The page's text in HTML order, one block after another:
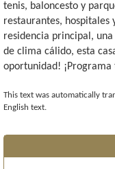
tenis, baloncesto y
restaurantes, hospitales
residencia principal,
de clima cálido, esta
oportunidad!
This text was automatically
English text.